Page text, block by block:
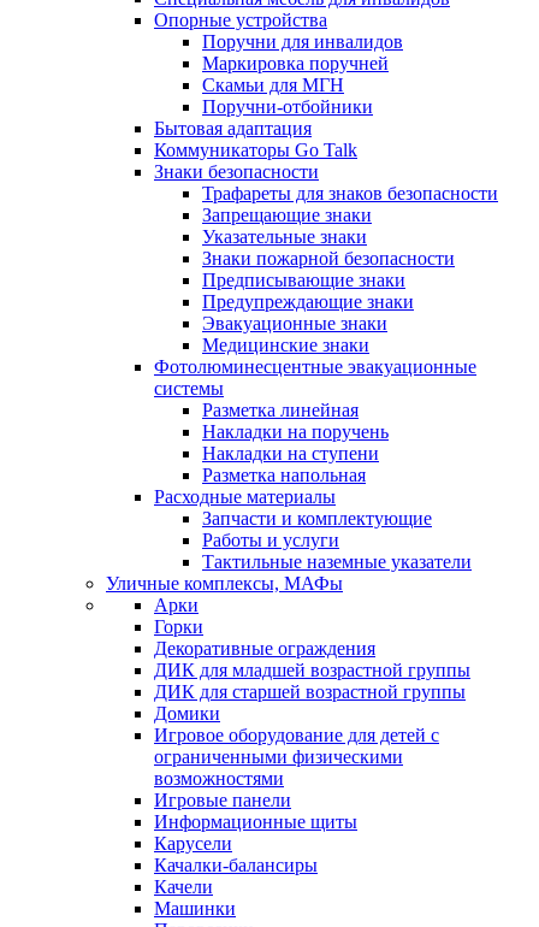
Опорные устройства
Поручни для инвалидов
Маркировка поручней
Скамьи для МГН
Поручни-отбойники
Бытовая адаптация
Коммуникаторы Go Talk
Знаки безопасности
Трафареты для знаков безопасности
Запрещающие знаки
Указательные знаки
Знаки пожарной безопасности
Предписывающие знаки
Предупреждающие знаки
Эвакуационные знаки
Медицинские знаки
Фотолюминесцентные эвакуационные
системы
Разметка линейная
Накладки на поручень
Накладки на ступени
Разметка напольная
Расходные материалы
Запчасти и комплектующие
Работы и услуги
Тактильные наземные указатели
Уличные комплексы, МАФы
Арки
Горки
Декоративные ограждения
ДИК для младшей возрастной группы
ДИК для старшей возрастной группы
Домики
Игровое оборудование для детей с
ограниченными физическими
возможностями
Игровые панели
Информационные щиты
Карусели
Качалки-балансиры
Качели
Машинки